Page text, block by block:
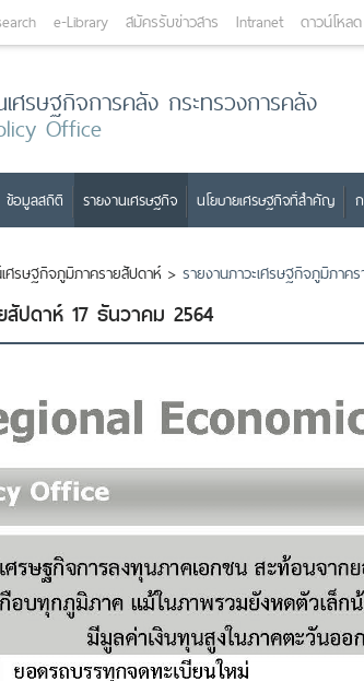
e-Library สมัครรับข่าวสาร Intranet ดาวน์โหลด
ศรษฐกิจการคลัง กระทรวงการคลัง
Office
ข้อมูลสถิติ รายงานเศรษฐกิจ นโยบายเศรษฐกิจที่สำคัญ
ศรษฐกิจภูมิภาครายสัปดาห์ > รายงานภาวะเศรษฐกิจภูมิภาค
สัปดาห์ 17 ธันวาคม 2564